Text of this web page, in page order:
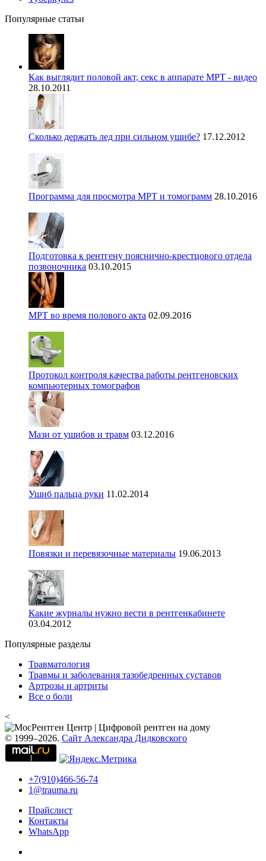
Популярные статьи
Как выглядит половой акт, секс в аппарате МРТ - видео
28.10.2011
Сколько держать лед при сильном ушибе? 17.12.2012
Программа для просмотра МРТ и томограмм 28.10.2016
Подготовка к рентгену пояснично-крестцового отдела
позвоночника 03.10.2015
МРТ во время полового акта 02.09.2016
Протокол контроля качества работы рентгеновских
компьютерных томографов
Мази от ушибов и травм 03.12.2016
Ушиб пальца руки 11.02.2014
Повязки и перевязочные материалы 19.06.2013
Какие журналы нужно вести в рентгенкабинете
03.04.2012
Популярные разделы
Травматология
Травмы и заболевания тазобедренных суставов
Артрозы и артриты
Все о боли
<
© 1999–2026. Сайт Александра Дидковского
+7(910)466-56-74
1@trauma.ru
Прайслист
Контакты
WhatsApp